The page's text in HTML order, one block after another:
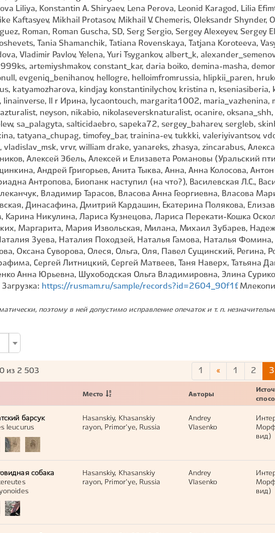
Liliya, Konstantin A. Shiryaev, Lena Perova, Leonid Karagod, Lilia
Kaftasyev, Mikhail Protasov, Mikhail V. Chemeris, Oleksandr Shynder,
Roman, Roman Guscha, SD, Serg Sergio, Sergey Alexeyev, Sergey
Tania Shamanchik, Tatiana Rovenskaya, Tatjana Koroteeva,
Vladimir Pavlov, Yelena, Yuri Tsygankov, albert_k,
artemiyshmakov, constant_kar, daria boiko, demina-masha,
evgeniq_benihanov, hellogre, helloimfromrussia, hlipkii_paren,
katyamozharova, kindjay, konstantinilychov, kristina n,
linainverse, ll r Ирина, lycaontouch, margarita1002, maria_vazhenina,
neyson, nikabio, nikolaseversknaturalist, ocanire,
sa_palagyta, salticidaebro, sapeka72, sergey_baharev, sergleb,
tatyana_chupag, timofey_bar, trainina-ev, tukkki, valeriyivantsov,
vrvr, william drake, yanareks, zhasya, zincarabus,
Алексей Эбель, Алексей и Елизавета Романовы (Уральский
Андрей Григорьев, Анита Тыква, Анна, Анна Колосова,
Антропова, Биопанк наступил (на что?), Василевская Л.С.,
Владимир Тарасов, Власова Анна Георгиевна, Власова
Динасафина, Дмитрий Кардашин, Екатерина Полякова,
Карина Никулина, Лариса Кузнецова, Лариса Перекати-Кошка
Маргарита, Мария Извольская, Милана, Михаил Зубарев,
Зуева, Наталия Походзей, Наталья Гамова, Наталья
Оксана Суворова, Олеся, Ольга, Оля, Павел Сущинский, Регина,
Сергей Литницкий, Сергей Матвеев, Таня Наверх, Татьяна
Анна Юрьевна, Шухободская Ольга Владимировна, Элина
https://rusmam.ru/sample/records?id=2604_90f1f.
поэтому в ней допустимо исправление опечаток и т. п.
1 « 1 2 3
из 2 503
Место Авторы
барсук
leucurus
Hasanskiy, Khasanskiy
rayon, Primor'ye, Russia
Andrey
Vlasenko
вид)
собака
Hasanskiy, Khasanskiy
rayon, Primor'ye, Russia
Andrey
Vlasenko
вид)